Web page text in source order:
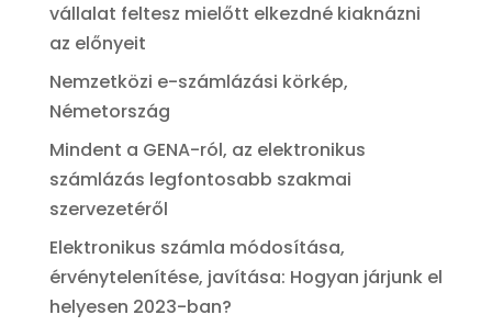
vállalat feltesz mielőtt elkezdné kiaknázni
az előnyeit
Nemzetközi e-számlázási körkép,
Németország
Mindent a GENA-ról, az elektronikus
számlázás legfontosabb szakmai
szervezetéről
Elektronikus számla módosítása,
érvénytelenítése, javítása: Hogyan járjunk el
helyesen 2023-ban?